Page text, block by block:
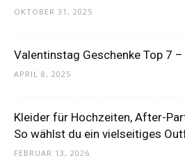
OKTOBER 31, 2025
Valentinstag Geschenke Top 7
APRIL 8, 2025
Kleider für Hochzeiten, After-
So wählst du ein vielseitiges
FEBRUAR 13, 2026